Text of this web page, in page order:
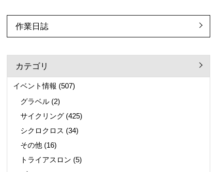
作業日誌
カテゴリ
イベント情報 (507)
グラベル (2)
サイクリング (425)
シクロクロス (34)
その他 (16)
トライアスロン (5)